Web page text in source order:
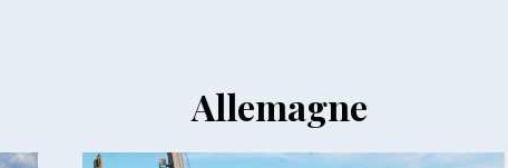
Allemagne